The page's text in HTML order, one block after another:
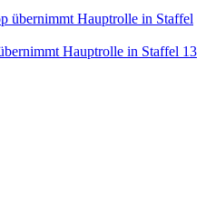
Hauptrolle in Staffel 13